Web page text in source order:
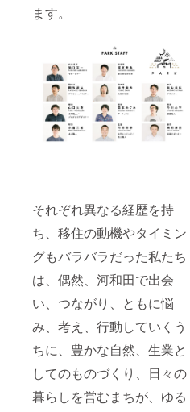
ます。
それぞれ異なる経歴を持
ち、移住の動機やタイミン
グもバラバラだった私たち
は、偶然、河和田で出会
い、つながり、ともに悩
み、考え、行動していくう
ちに、豊かな自然、生業と
してのものづくり、日々の
暮らしを営むまちが、ゆる